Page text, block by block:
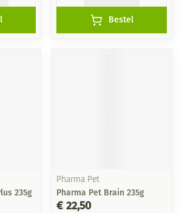
Bestel
235g
Pharma Pet
Pharma Pet Brain 235g
€ 22,50